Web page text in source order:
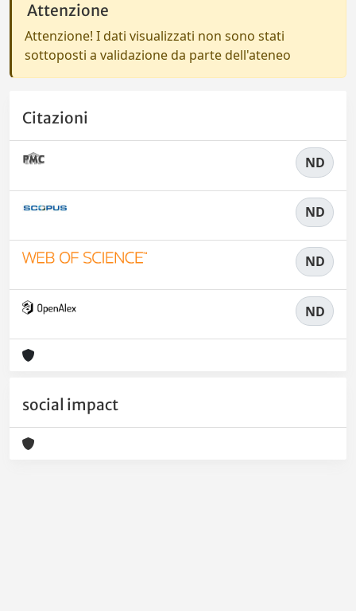
Attenzione
Attenzione! I dati visualizzati non sono stati
sottoposti a validazione da parte dell'ateneo
Citazioni
ND
ND
ND
ND
social impact